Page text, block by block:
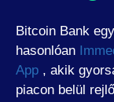
Bitcoin Bank
hasonlóan
App , akik
piacon belül